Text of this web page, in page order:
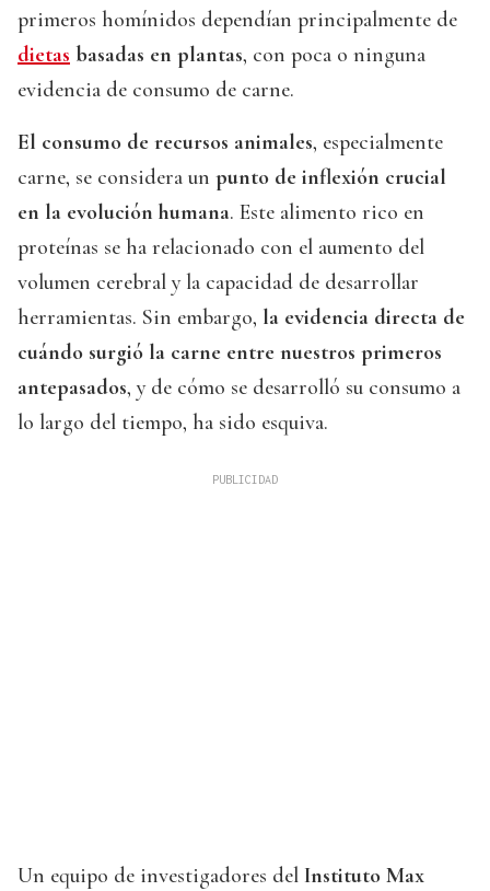
primeros homínidos dependían principalmente de
dietas basadas en plantas, con poca o ninguna
evidencia de consumo de carne.
El consumo de recursos animales, especialmente
carne, se considera un punto de inflexión crucial
en la evolución humana. Este alimento rico en
proteínas se ha relacionado con el aumento del
volumen cerebral y la capacidad de desarrollar
herramientas. Sin embargo, la evidencia directa de
cuándo surgió la carne entre nuestros primeros
antepasados, y de cómo se desarrolló su consumo a
lo largo del tiempo, ha sido esquiva.
Un equipo de investigadores del Instituto Max